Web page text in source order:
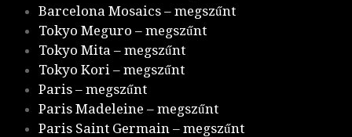
Barcelona Mosaics – megszűnt
Tokyo Meguro – megszűnt
Tokyo Mita – megszűnt
Tokyo Kori – megszűnt
Paris – megszűnt
Paris Madeleine – megszűnt
Paris Saint Germain – megszűnt